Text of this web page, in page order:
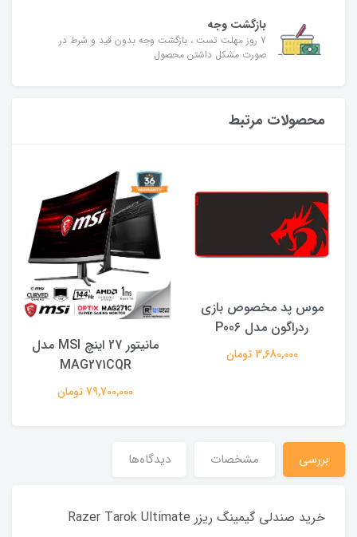
بازگشت وجه
7 روز مهلت تست ، بازگشت وجه بدون قید و شرط در
صورت مشکل داشتن محصول
محصولات مرتبط
موس پد مخصوص بازى
ردراگون مدل P006
3,680,000 تومان
مانیتور 27 اینچ MSI مدل
MAG271CQR
79,700,000 تومان
بررسی مشخصات دیدگاه‌ها
خرید صندلی گیمینگ ریزر Razer Tarok Ultimate